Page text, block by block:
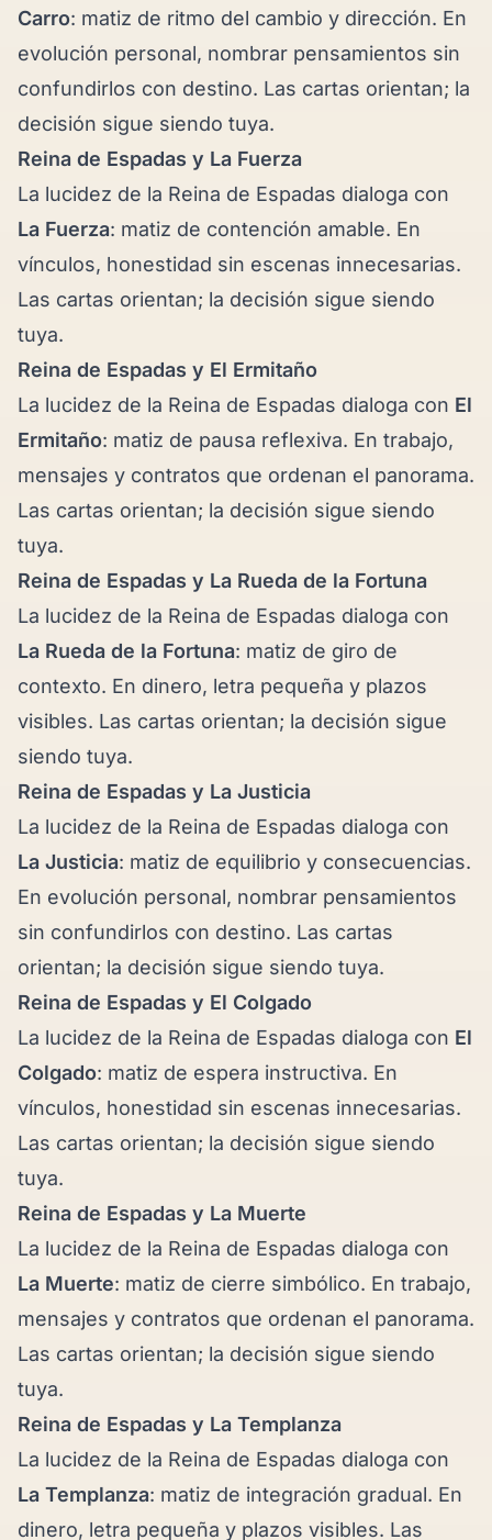
Carro: matiz de ritmo del cambio y dirección. En
evolución personal, nombrar pensamientos sin
confundirlos con destino. Las cartas orientan; la
decisión sigue siendo tuya.
Reina de Espadas y La Fuerza
La lucidez de la Reina de Espadas dialoga con
La Fuerza: matiz de contención amable. En
vínculos, honestidad sin escenas innecesarias.
Las cartas orientan; la decisión sigue siendo
tuya.
Reina de Espadas y El Ermitaño
La lucidez de la Reina de Espadas dialoga con El
Ermitaño: matiz de pausa reflexiva. En trabajo,
mensajes y contratos que ordenan el panorama.
Las cartas orientan; la decisión sigue siendo
tuya.
Reina de Espadas y La Rueda de la Fortuna
La lucidez de la Reina de Espadas dialoga con
La Rueda de la Fortuna: matiz de giro de
contexto. En dinero, letra pequeña y plazos
visibles. Las cartas orientan; la decisión sigue
siendo tuya.
Reina de Espadas y La Justicia
La lucidez de la Reina de Espadas dialoga con
La Justicia: matiz de equilibrio y consecuencias.
En evolución personal, nombrar pensamientos
sin confundirlos con destino. Las cartas
orientan; la decisión sigue siendo tuya.
Reina de Espadas y El Colgado
La lucidez de la Reina de Espadas dialoga con El
Colgado: matiz de espera instructiva. En
vínculos, honestidad sin escenas innecesarias.
Las cartas orientan; la decisión sigue siendo
tuya.
Reina de Espadas y La Muerte
La lucidez de la Reina de Espadas dialoga con
La Muerte: matiz de cierre simbólico. En trabajo,
mensajes y contratos que ordenan el panorama.
Las cartas orientan; la decisión sigue siendo
tuya.
Reina de Espadas y La Templanza
La lucidez de la Reina de Espadas dialoga con
La Templanza: matiz de integración gradual. En
dinero, letra pequeña y plazos visibles. Las